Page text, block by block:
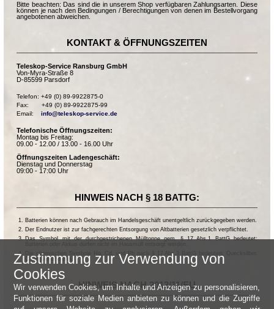
Bitte beachten: Das sind die in unserem Shop verfügbaren Zahlungsarten. Diese
können je nach den Bedingungen / Berechtigungen von denen im Bestellvorgang
angebotenen abweichen.
KONTAKT & ÖFFNUNGSZEITEN
Teleskop-Service Ransburg GmbH
Von-Myra-Straße 8
D-85599 Parsdorf
Telefon: +49 (0) 89-9922875-0
Fax:       +49 (0) 89-9922875-99
Email: info@teleskop-service.de
Telefonische Öffnungszeiten:
Montag bis Freitag:
09.00 - 12.00 / 13.00 - 16.00 Uhr
Öffnungszeiten Ladengeschäft:
Dienstag und Donnerstag
09:00 - 17:00 Uhr
HINWEIS NACH § 18 BATTG:
Batterien können nach Gebrauch im Handelsgeschäft unentgeltlich zurückgegeben werden.
Der Endnutzer ist zur fachgerechten Entsorgung von Altbatterien gesetzlich verpflichtet.
Das Symbol mit der durchgestrichenen Mülltonne gem. § 17 Abs.1 BattG bedeutet:
Die chemischen Symbole Hg, Cd, und Pb nach § 17 Abs.3 BattG bedeuten: Quecksilber,
Cadmium und Blei.
HINWEIS NACH 2013/11/EU
Zustimmung zur Verwendung von
Cookies
Wir verwenden Cookies, um Inhalte und Anzeigen zu personalisieren,
Funktionen für soziale Medien anbieten zu können und die Zugriffe